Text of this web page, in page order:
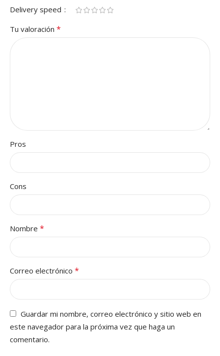
Delivery speed
Tu valoración *
Pros
Cons
Nombre *
Correo electrónico *
Guardar mi nombre, correo electrónico y sitio web en
este navegador para la próxima vez que haga un
comentario.